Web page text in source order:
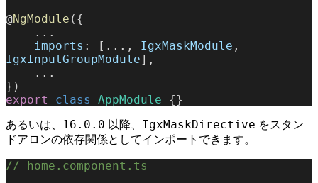
@NgModule ({
    ...
    imports
: [..., IgxMaskModule
IgxInputGroupModule],
    ...
})
export
class AppModule {}
あるいは、 16.0.0 以降、 IgxMaskDirective をスタン
ドアロンの依存関係としてインポートできます。
// home.component.ts